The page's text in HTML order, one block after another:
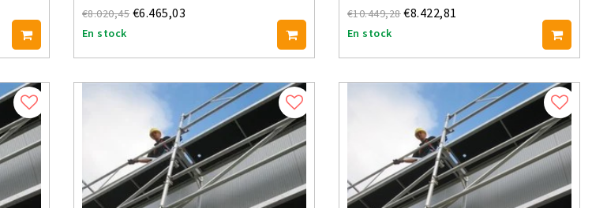
€8.020,45 €6.465,03
En stock
€10.449,28€8.422,81
En stock